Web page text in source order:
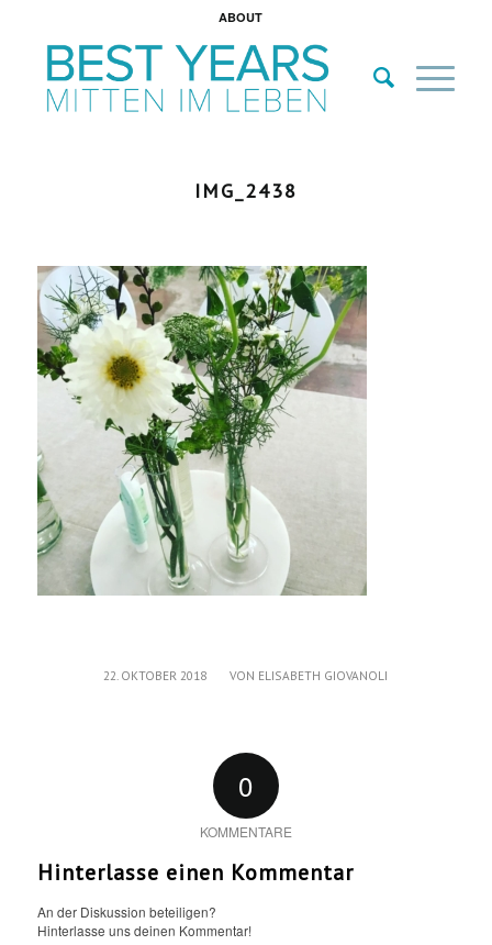
ABOUT
IMG_2438
22. OKTOBER 2018
/ VON ELISABETH GIOVANOLI
0
KOMMENTARE
Hinterlasse einen Kommentar
An der Diskussion beteiligen?
Hinterlasse uns deinen Kommentar!